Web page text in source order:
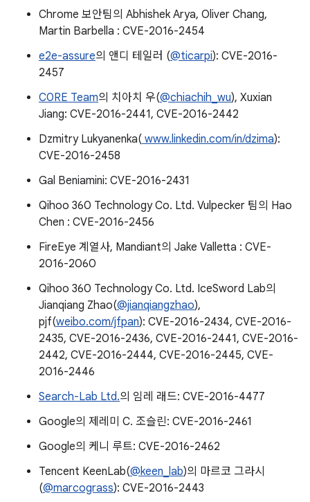
Chrome 보안팀의 Abhishek Arya, Oliver Chang,
Martin Barbella : CVE-2016-2454
e2e-assure의 앤디 테일러 (@ticarpi): CVE-2016-
2457
C0RE Team의 치아치 우(@chiachih_wu), Xuxian
Jiang: CVE-2016-2441, CVE-2016-2442
Dzmitry Lukyanenka( www.linkedin.com/in/dzima):
CVE-2016-2458
Gal Beniamini: CVE-2016-2431
Qihoo 360 Technology Co. Ltd. Vulpecker 팀의 Hao
Chen : CVE-2016-2456
FireEye 계열사, Mandiant의 Jake Valletta : CVE-
2016-2060
Qihoo 360 Technology Co. Ltd. IceSword Lab의
Jianqiang Zhao(@jianqiangzhao),
pjf(weibo.com/jfpan): CVE-2016-2434, CVE-2016-
2435, CVE-2016-2436, CVE-2016-2441, CVE-2016-
2442, CVE-2016-2444, CVE-2016-2445, CVE-
2016-2446
Search-Lab Ltd.의 임레 래드: CVE-2016-4477
Google의 제레미 C. 조슬린: CVE-2016-2461
Google의 케니 루트: CVE-2016-2462
Tencent KeenLab(@keen_lab)의 마르코 그라시
(@marcograss): CVE-2016-2443